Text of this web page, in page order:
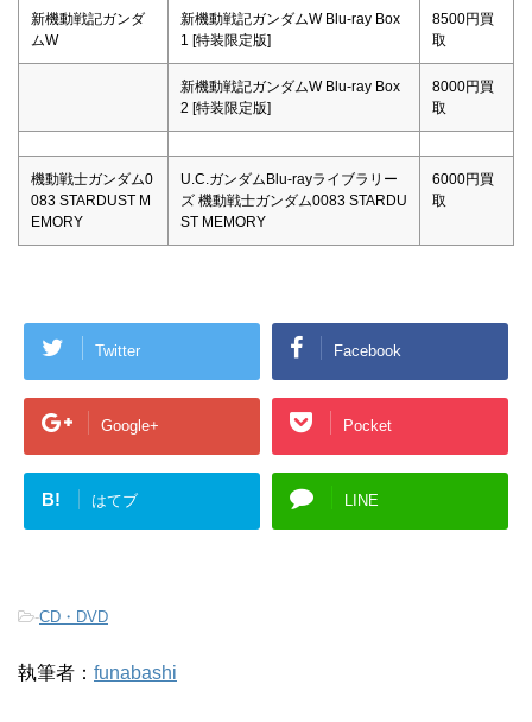
新機動戦記ガンダ
ムW
新機動戦記ガンダムW Blu-ray Box
1 [特装限定版]
8500円買
取
新機動戦記ガンダムW Blu-ray Box
2 [特装限定版]
8000円買
取
機動戦士ガンダム0
083 STARDUST M
EMORY
U.C.ガンダムBlu-rayライブラリー
ズ 機動戦士ガンダム0083 STARDU
ST MEMORY
6000円買
取
Twitter Facebook
Google+ Pocket
B! はてブ LINE
-CD・DVD
執筆者： funabashi